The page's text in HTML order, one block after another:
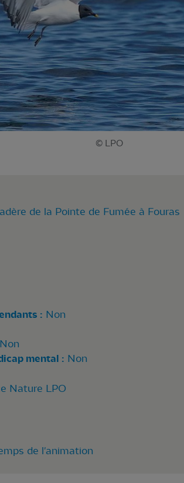
© LPO
de la Pointe de Fumée à Fouras
: Non
Non
mental : Non
Nature LPO
de l'animation